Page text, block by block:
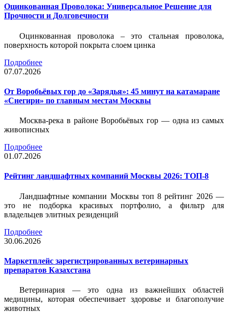
Оцинкованная Проволока: Универсальное Решение для
Прочности и Долговечности
Оцинкованная проволока – это стальная проволока,
поверхность которой покрыта слоем цинка
Подробнее
07.07.2026
От Воробьёвых гор до «Зарядья»: 45 минут на катамаране
«Снегири» по главным местам Москвы
Москва-река в районе Воробьёвых гор — одна из самых
живописных
Подробнее
01.07.2026
Рейтинг ландшафтных компаний Москвы 2026: ТОП-8
Ландшафтные компании Москвы топ 8 рейтинг 2026 —
это не подборка красивых портфолио, а фильтр для
владельцев элитных резиденций
Подробнее
30.06.2026
Маркетплейс зарегистрированных ветеринарных
препаратов Казахстана
Ветеринария — это одна из важнейших областей
медицины, которая обеспечивает здоровье и благополучие
животных